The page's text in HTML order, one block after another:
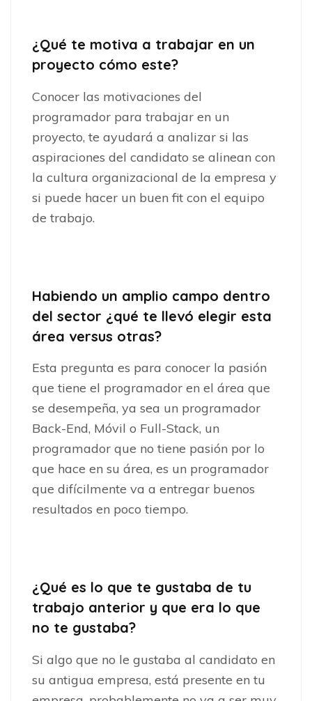
¿Qué te motiva a trabajar en un
proyecto cómo este?
Conocer las motivaciones del
programador para trabajar en un
proyecto, te ayudará a analizar si las
aspiraciones del candidato se alinean con
la cultura organizacional de la empresa y
si puede hacer un buen fit con el equipo
de trabajo.
Habiendo un amplio campo dentro
del sector ¿qué te llevó elegir esta
área versus otras?
Esta pregunta es para conocer la pasión
que tiene el programador en el área que
se desempeña, ya sea un programador
Back-End, Móvil o Full-Stack, un
programador que no tiene pasión por lo
que hace en su área, es un programador
que difícilmente va a entregar buenos
resultados en poco tiempo.
¿Qué es lo que te gustaba de tu
trabajo anterior y que era lo que
no te gustaba?
Si algo que no le gustaba al candidato en
su antigua empresa, está presente en tu